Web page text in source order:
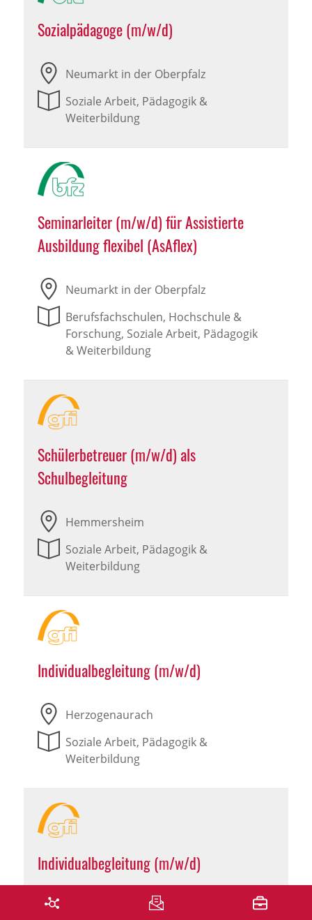
Sozialpädagoge (m/w/d)
Neumarkt in der Oberpfalz
Soziale Arbeit, Pädagogik &
Weiterbildung
Seminarleiter (m/w/d) für Assistierte
Ausbildung flexibel (AsAflex)
Neumarkt in der Oberpfalz
Berufsfachschulen, Hochschule &
Forschung, Soziale Arbeit, Pädagogik
& Weiterbildung
Schülerbetreuer (m/w/d) als
Schulbegleitung
Hemmersheim
Soziale Arbeit, Pädagogik &
Weiterbildung
Individualbegleitung (m/w/d)
Herzogenaurach
Soziale Arbeit, Pädagogik &
Weiterbildung
Individualbegleitung (m/w/d)